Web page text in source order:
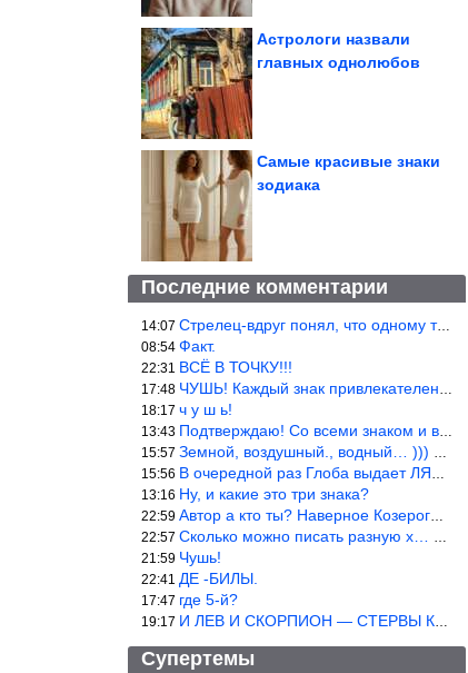
Астрологи назвали
главных однолюбов
Самые красивые знаки
зодиака
Последние комментарии
14:07 Стрелец-вдруг понял, что одному то и жить легче.
08:54 Факт.
22:31 ВСЁ В ТОЧКУ!!!
17:48 ЧУШЬ! Каждый знак привлекателен! И среди Весов, Близнецов встреч
18:17 ч у ш ь!
13:43 Подтверждаю! Со всеми знаком и все одиноки и Я )))
15:57 Земной, воздушный., водный… ))) выбери сам трех из 9 )))
15:56 В очередной раз Глоба выдает ЛЯП! А корректоры, редакторы пропус
13:16 Ну, и какие это три знака?
22:59 Автор а кто ты? Наверное Козерог… Рога жена Рыба наставила ))
22:57 Сколько можно писать разную х… йню? Автор что то обкурился?
21:59 Чушь!
22:41 ДЕ -БИЛЫ.
17:47 где 5-й?
19:17 И ЛЕВ И СКОРПИОН — СТЕРВЫ КАКИХ ЕЩЕ ПОИСКАТЬ НАДО
Супертемы